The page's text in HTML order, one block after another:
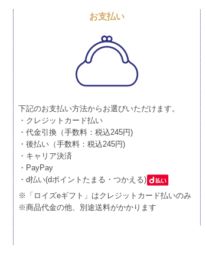
お支払い
下記のお支払い方法からお選びいただけます。
・クレジットカード払い
・代金引換（手数料：税込245円)
・後払い（手数料：税込245円)
・キャリア決済
・PayPay
・d払い(dポイントたまる・つかえる)
※「ロイズeギフト」はクレジットカード払いのみ
※商品代金の他、別途送料がかかります